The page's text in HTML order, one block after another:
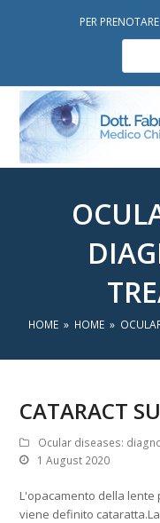
PER
HOME » HOME »
CATARACT
Ocular diseases:
1 August 2020
L'opacamento della
viene definito